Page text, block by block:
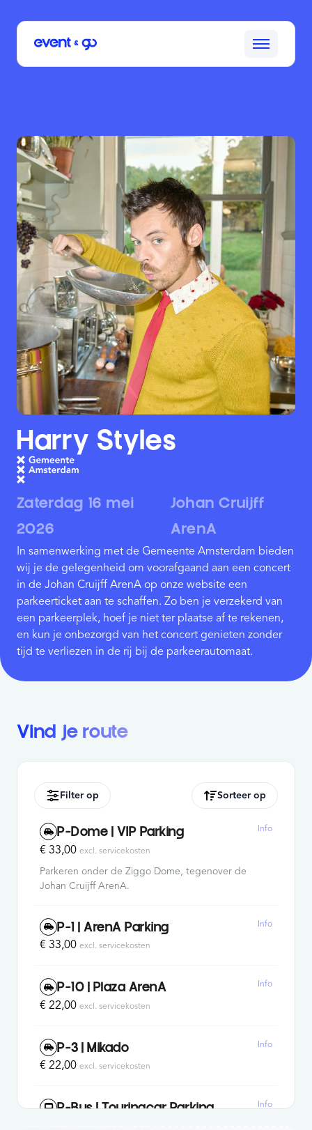
Harry Styles
Zaterdag 16 mei
2026
Johan Cruijff
ArenA
In samenwerking met de Gemeente Amsterdam bieden
wij je de gelegenheid om voorafgaand aan een concert
in de Johan Cruijff ArenA op onze website een
parkeerticket aan te schaffen. Zo ben je verzekerd van
een parkeerplek, hoef je niet ter plaatse af te rekenen,
en kun je onbezorgd van het concert genieten zonder
tijd te verliezen in de rij bij de parkeerautomaat.
Vind je route
Filter op Sorteer op
P-Dome | VIP Parking
€ 33,00 excl. servicekosten
Info
Parkeren onder de Ziggo Dome, tegenover de
Johan Cruijff ArenA.
P-1 | ArenA Parking
€ 33,00 excl. servicekosten
Info
P-10 | Plaza ArenA
€ 22,00 excl. servicekosten
Info
P-3 | Mikado
€ 22,00 excl. servicekosten
Info
P-Bus | Touringcar Parking Info